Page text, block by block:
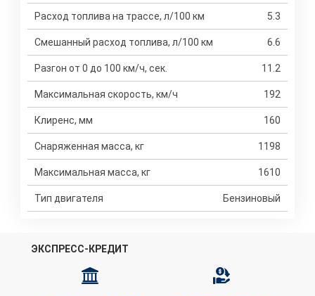
Расход топлива на трассе, л/100 км 5.3
Смешанный расход топлива, л/100 км 6.6
Разгон от 0 до 100 км/ч, сек. 11.2
Максимальная скорость, км/ч 192
Клиренс, мм 160
Снаряженная масса, кг 1198
Максимальная масса, кг 1610
Тип двигателя Бензиновый
ЭКСПРЕСС-КРЕДИТ